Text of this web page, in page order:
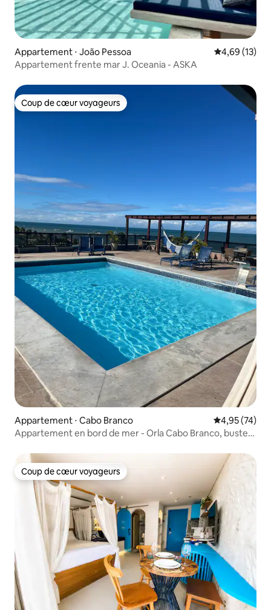
Appartement ⋅ João Pessoa Évaluation
4,69 (13)
Appartement frente mar J. Oceania - ASKA
Coup de cœur voyageurs
Coup de cœur voyageurs
Appartement ⋅ Cabo Branco Évaluation
4,95 (74)
Appartement en bord de mer - Orla Cabo Branco, buste
Coup de cœur voyageurs
Coup de cœur voyageurs